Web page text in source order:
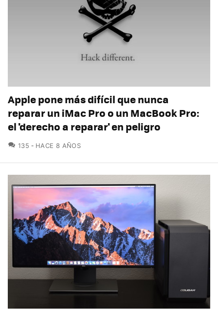
Apple pone más difícil que nunca
reparar un iMac Pro o un MacBook Pro:
el 'derecho a reparar' en peligro
135 COMENTARIOS
HACE 8 AÑOS